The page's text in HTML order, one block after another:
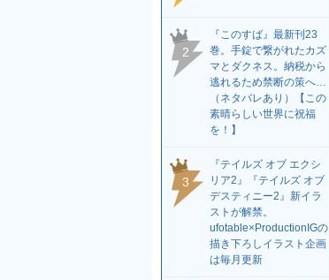
2
『このすば』最新刊23
巻。手錠で繋がれたカズ
マとダクネス。納税から
逃れるため禁断の策へ…
（ネタバレあり）【この
素晴らしい世界に祝福
を！】
3
『テイルズ オブ エクシ
リア2』『テイルズ オブ
デスティニー2』新イラ
ストが解禁。
ufotable×ProductionIGの
描き下ろしイラスト企画
は毎月更新